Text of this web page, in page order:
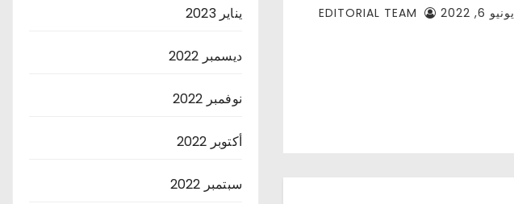
يونيو 6, 2022 يناير 2023
ديسمبر 2022
نوفمبر 2022
أكتوبر 2022
سبتمبر 2022